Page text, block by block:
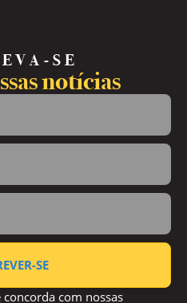
SE
notícias
SE
com nossas